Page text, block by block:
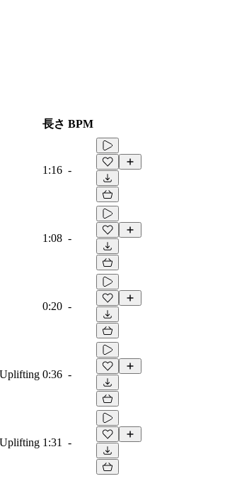
長さ BPM
1:16 -
1:08 -
0:20 -
0:36 -
1:31 -